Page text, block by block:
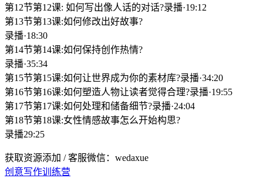
第12节第12课: 如何写出像人话的对话?录播·19:12
第13节第13课:如何修改出好故事?
录播·18:30
第14节第14课:如何保持创作热情?
录播·35:34
第15节第15课:如何让世界成为你的素材库?录播·34:20
第16节第16课:如何塑造人物让读者觉得合理?录播·19:55
第17节第17课:如何处理和储备细节?录播·24:04
第18节第18课:女性情感故事怎么开始构思?
录播29:25
获取资源添加 / 客服微信：wedaxue
创意写作训练营